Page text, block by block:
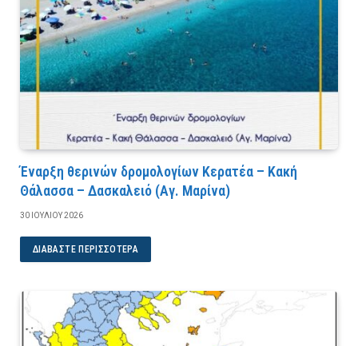
Έναρξη θερινών δρομολογίων Κερατέα – Κακή
Θάλασσα – Δασκαλειό (Αγ. Μαρίνα)
30 ΙΟΥΛΊΟΥ 2026
ΔΙΑΒΆΣΤΕ ΠΕΡΙΣΣΌΤΕΡΑ